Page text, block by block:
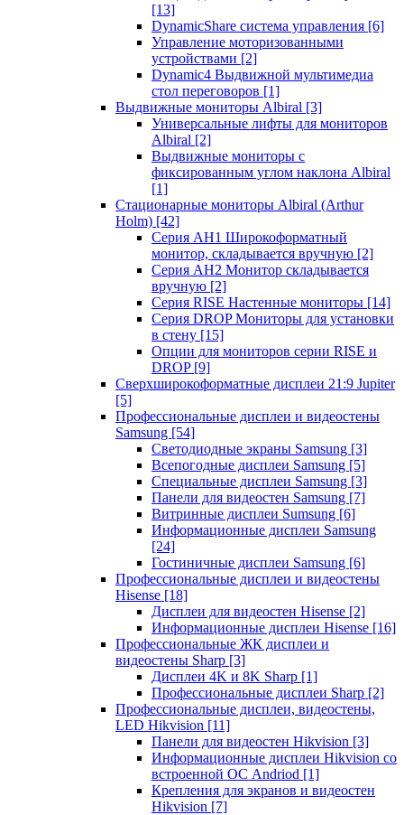
[13]
DynamicShare система управления [6]
Управление моторизованными
устройствами [2]
Dynamic4 Выдвижной мультимедиа
стол переговоров [1]
Выдвижные мониторы Albiral [3]
Универсальные лифты для мониторов
Albiral [2]
Выдвижные мониторы с
фиксированным углом наклона Albiral
[1]
Стационарные мониторы Albiral (Arthur
Holm) [42]
Серия AH1 Широкоформатный
монитор, складывается вручную [2]
Серия AH2 Монитор складывается
вручную [2]
Серия RISE Настенные мониторы [14]
Серия DROP Мониторы для установки
в стену [15]
Опции для мониторов серии RISE и
DROP [9]
Сверхширокоформатные дисплеи 21:9 Jupiter
[5]
Профессиональные дисплеи и видеостены
Samsung [54]
Светодиодные экраны Samsung [3]
Всепогодные дисплеи Samsung [5]
Специальные дисплеи Samsung [3]
Панели для видеостен Samsung [7]
Витринные дисплеи Sumsung [6]
Информационные дисплеи Samsung
[24]
Гостиничные дисплеи Samsung [6]
Профессиональные дисплеи и видеостены
Hisense [18]
Дисплеи для видеостен Hisense [2]
Информационные дисплеи Hisense [16]
Профессиональные ЖК дисплеи и
видеостены Sharp [3]
Дисплеи 4K и 8K Sharp [1]
Профессиональные дисплеи Sharp [2]
Профессиональные дисплеи, видеостены,
LED Hikvision [11]
Панели для видеостен Hikvision [3]
Информационные дисплеи Hikvision со
встроенной ОС Andriod [1]
Крепления для экранов и видеостен
Hikvision [7]